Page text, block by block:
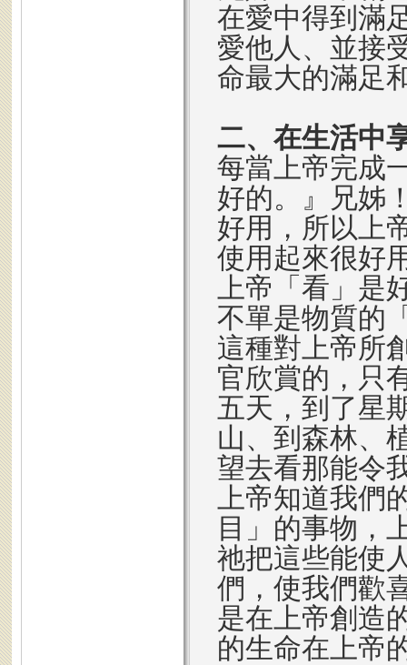
在愛中得到滿
愛他人、並接
命最大的滿足
二、在生活中
每當上帝完成
好的。』兄姊
好用，所以上
使用起來很好
上帝「看」是
不單是物質的
這種對上帝所
官欣賞的，只
五天，到了星
山、到森林、
望去看那能令
上帝知道我們
目」的事物，
祂把這些能使
們，使我們歡
是在上帝創造
的生命在上帝